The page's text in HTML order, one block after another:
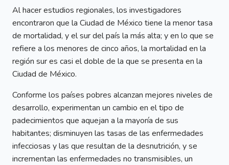
Al hacer estudios regionales, los investigadores
encontraron que la Ciudad de México tiene la menor tasa
de mortalidad, y el sur del país la más alta; y en lo que se
refiere a los menores de cinco años, la mortalidad en la
región sur es casi el doble de la que se presenta en la
Ciudad de México.
Conforme los países pobres alcanzan mejores niveles de
desarrollo, experimentan un cambio en el tipo de
padecimientos que aquejan a la mayoría de sus
habitantes; disminuyen las tasas de las enfermedades
infecciosas y las que resultan de la desnutrición, y se
incrementan las enfermedades no transmisibles, un